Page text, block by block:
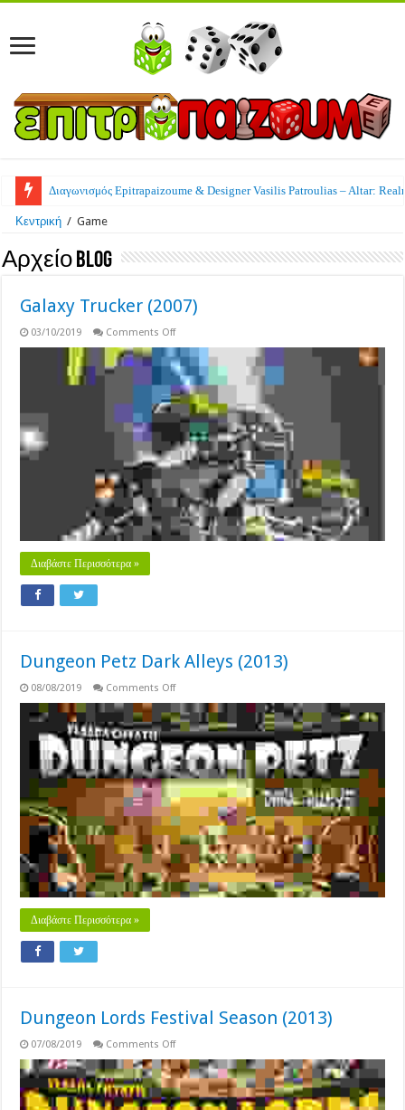
Διαγωνισμός Epitrapaizoume & Designer Vasilis Patroulias – Altar:
Κεντρική / Game
Αρχείο Blog
Galaxy Trucker (2007)
03/10/2019 Comments Offon
(2007)
Διαβάστε Περισσότερα »
Dungeon Petz Dark Alleys (2013)
08/08/2019 Comments Offon
Petz
Dark
Alleys
(2013)
Διαβάστε Περισσότερα »
Dungeon Lords Festival Season (2013)
07/08/2019 Comments Offon
Lords
Festival
Season
(2013)